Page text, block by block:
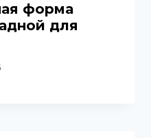
форма
для